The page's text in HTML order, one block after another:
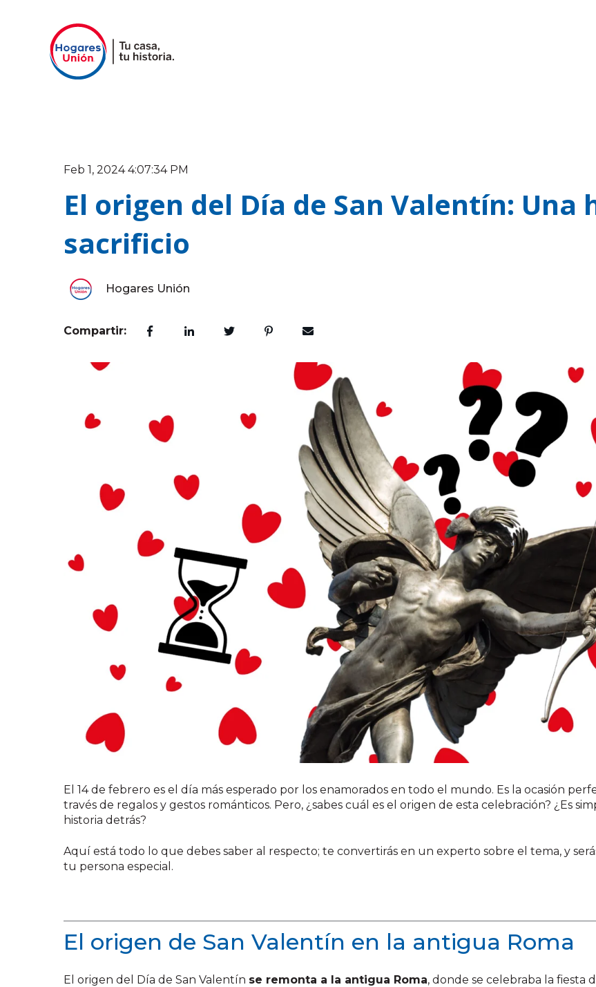
Feb 1, 2024 4:07:34 PM
El origen del Día de San Valentín:
sacrificio
Hogares Unión
Compartir:
El 14 de febrero es el día más esperado por los enamorados en todo el mundo. Es la ocasión
través de regalos y gestos románticos. Pero, ¿sabes cuál es el origen de esta celebración? ¿Es
historia detrás?
Aquí está todo lo que debes saber al respecto; te convertirás en un experto sobre el tema, y
tu persona especial.
El origen de San Valentín en la antigua Roma
El origen del Día de San Valentín se remonta a la antigua Roma, donde se celebraba la fiesta